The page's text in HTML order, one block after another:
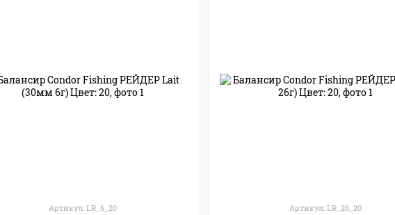
Артикул: LR_6_20 Артикул: LR_26_20